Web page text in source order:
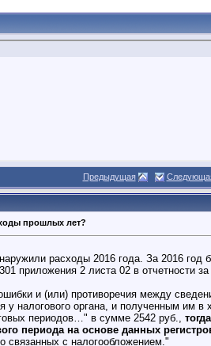
Предыдущая
прошлых лет?
расходы 2016 года. За 2016
приложения 2 листа 02 в отчетности
и (или) противоречия между
налогового органа, и полученным им в
периодов…" в сумме 2542 руб.,
периода на основе данных
связанных с налогообложением."